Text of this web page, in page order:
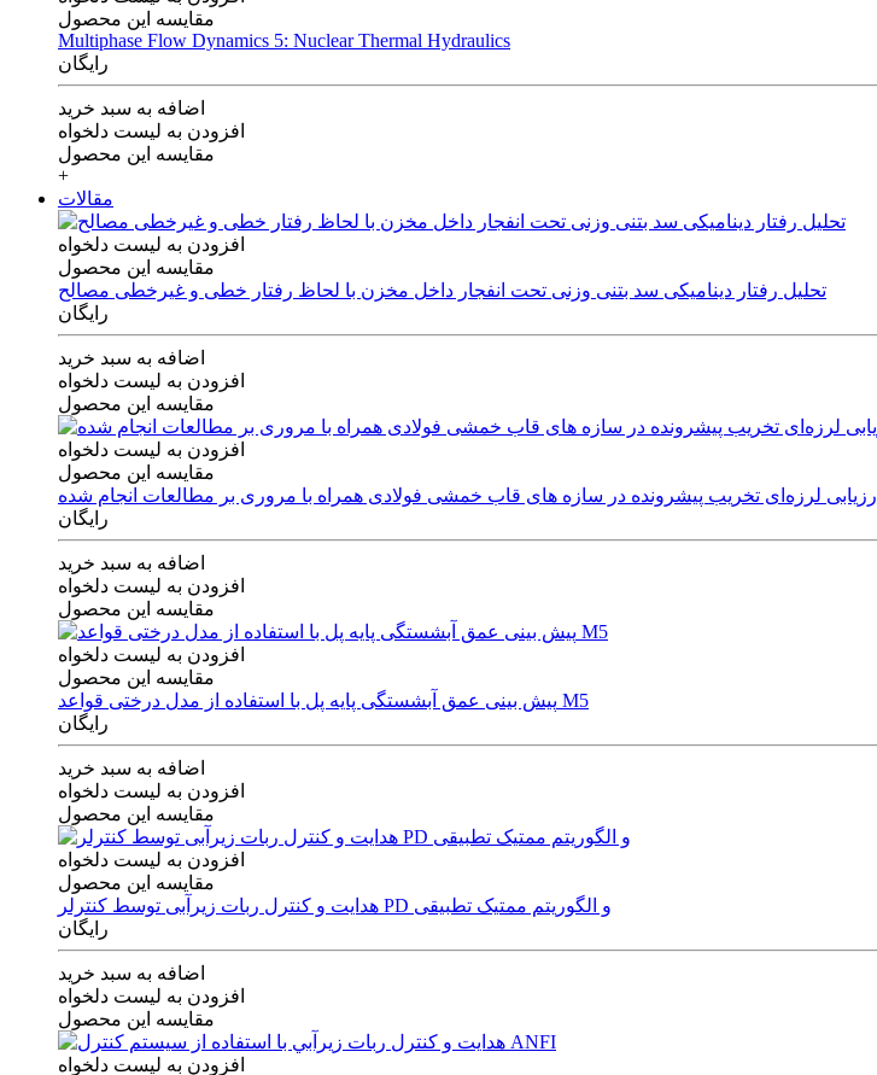
مقایسه این محصول
Multiphase Flow Dynamics 5: Nuclear Thermal Hydraulics
رایگان
اضافه به سبد خرید
افزودن به لیست دلخواه
مقایسه این محصول
+
مقالات
افزودن به لیست دلخواه
مقایسه این محصول
تحلیل رفتار دینامیکی سد بتنی وزنی تحت انفجار داخل مخزن با لحاظ رفتار خطی و غیرخطی مصالح
رایگان
اضافه به سبد خرید
افزودن به لیست دلخواه
مقایسه این محصول
افزودن به لیست دلخواه
مقایسه این محصول
ارزیابی لرزه‌ای تخریب پیشرونده در سازه های قاب خمشی فولادی همراه با مروری بر مطالعات انجام شده
رایگان
اضافه به سبد خرید
افزودن به لیست دلخواه
مقایسه این محصول
افزودن به لیست دلخواه
مقایسه این محصول
پیش بینی عمق آبشستگی پایه پل با استفاده از مدل درختی قواعد M5
رایگان
اضافه به سبد خرید
افزودن به لیست دلخواه
مقایسه این محصول
افزودن به لیست دلخواه
مقایسه این محصول
هدایت و کنترل ربات زیرآبی توسط کنترلر PD و الگوریتم ممتیک تطبیقی
رایگان
اضافه به سبد خرید
افزودن به لیست دلخواه
مقایسه این محصول
افزودن به لیست دلخواه